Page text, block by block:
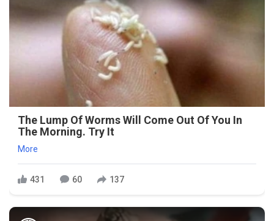
The Lump Of Worms Will Come Out Of You In
The Morning. Try It
More
431 60 137